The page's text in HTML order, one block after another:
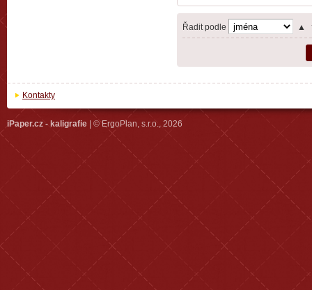
Řadit podle ▲
Kontakty
iPaper.cz - kaligrafie | © ErgoPlan, s.r.o., 2026